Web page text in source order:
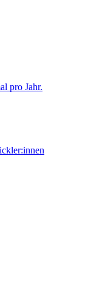
pro Jahr.